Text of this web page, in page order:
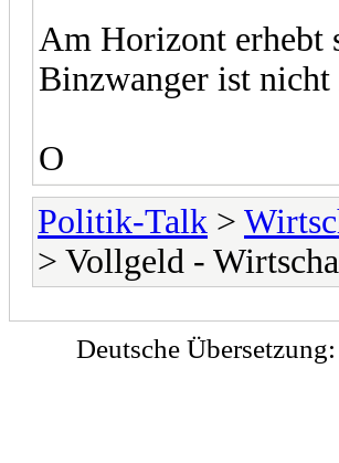
Am Horizont erhebt
Binzwanger ist nicht
O
Politik-Talk >
> Vollgeld -
Deutsche Übersetzung: